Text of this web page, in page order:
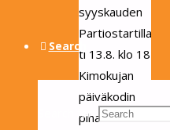
Search
Search for:
syyskauden
Partiostartilla
ti 13.8. klo 18
Kimokujan
päiväkodin
pihalla ⚜️